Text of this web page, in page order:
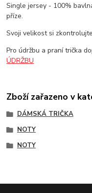
Single jersey - 100%
příze.
Svoji velikost si
Pro údržbu a praní trička
ÚDRŽBU
Zboží zařazeno v
DÁMSKÁ TRIČKA
NOTY
NOTY